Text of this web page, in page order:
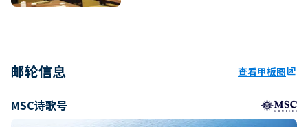
邮轮信息 查看甲板图ungroup
MSC诗歌号